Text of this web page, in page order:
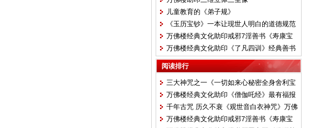
儿童教育的《弟子规》
《玉历宝钞》一本让现世人明白的道德规范
万佛楼经典文化助印戒邪7淫善书《寿康宝
鉴》
万佛楼经典文化助印《了凡四训》经典善书
阅读排行
三大神咒之一《一切如来心秘密全身舍利宝
箧印罗尼经 》万佛楼经典文化助印经书
万佛楼经典文化助印《僧伽吒经》最有福报
的经
千年古咒 历久不衰《观世音白衣神咒》万佛
楼经典文化助印经书
万佛楼经典文化助印戒邪7淫善书《寿康宝